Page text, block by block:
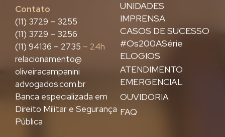
UNIDADES
IMPRENSA
CASOS DE SUCESSO
#Os200ASérie
ELOGIOS
ATENDIMENTO
EMERGENCIAL
OUVIDORIA
FAQ
Contato
(11) 3729 – 3255
(11) 3729 – 3256
(11) 94136 – 2735 – 24h
relacionamento@
oliveiracampanini
advogados.com.br
Banca especializada em
Direito Militar e Segurança
Pública